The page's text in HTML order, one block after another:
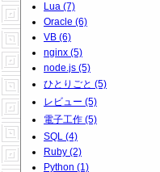
Lua (7)
Oracle (6)
VB (6)
nginx (5)
node.js (5)
ひとりごと (5)
レビュー (5)
電子工作 (5)
SQL (4)
Ruby (2)
Python (1)